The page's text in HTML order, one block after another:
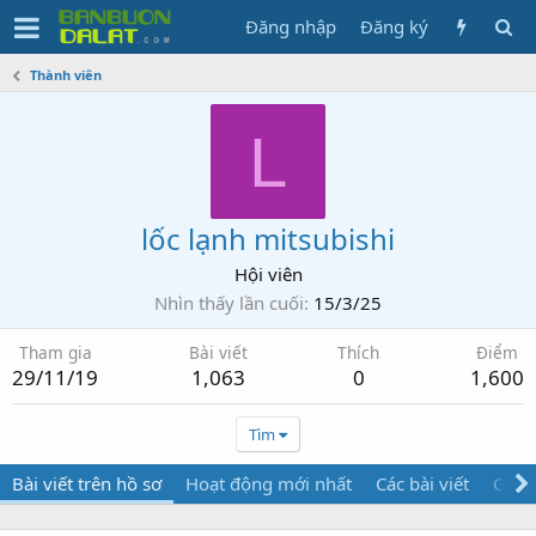
Đăng nhập Đăng ký
Thành viên
L
lốc lạnh mitsubishi
Hội viên
Nhìn thấy lần cuối 15/3/25
Tham gia
29/11/19
Bài viết
1,063
Thích
0
Điểm
1,600
Tìm
Bài viết trên hồ sơ Hoạt động mới nhất Các bài viết Giới